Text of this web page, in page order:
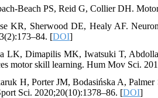
Beach PS, Reid G, Collier DH.
KR, Sherwood DE, Healy AF.
[DOI]
LK, Dimapilis MK, Iwatsuki T,
motor skill learning. Hum Mov Sci.
H, Porter JM, Bodasińska A,
Sci. 2020;20(10):1378–86. [DOI]